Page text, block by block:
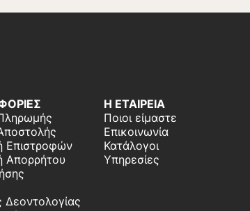
Επιστροφών
Απορρήτου
Δεοντολογίας
Η ΕΤΑΙΡΕΙΑ
Ποιοι είμαστε
Επικοινωνία
Κατάλογοι
Υπηρεσίες